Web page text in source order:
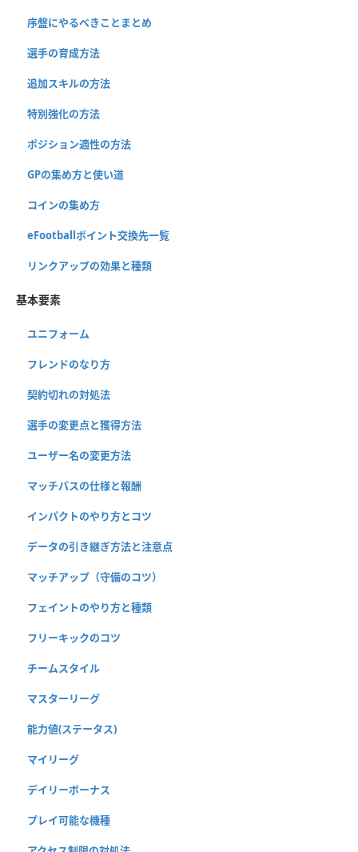
序盤にやるべきことまとめ
選手の育成方法
追加スキルの方法
特別強化の方法
ポジション適性の方法
GPの集め方と使い道
コインの集め方
eFootballポイント交換先一覧
リンクアップの効果と種類
基本要素
ユニフォーム
フレンドのなり方
契約切れの対処法
選手の変更点と獲得方法
ユーザー名の変更方法
マッチパスの仕様と報酬
インパクトのやり方とコツ
データの引き継ぎ方法と注意点
マッチアップ（守備のコツ）
フェイントのやり方と種類
フリーキックのコツ
チームスタイル
マスターリーグ
能力値(ステータス)
マイリーグ
デイリーボーナス
プレイ可能な機種